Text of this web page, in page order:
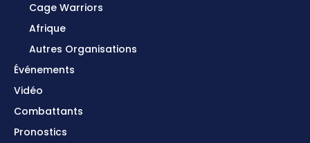
Cage Warriors
Afrique
Autres Organisations
Événements
Vidéo
Combattants
Pronostics